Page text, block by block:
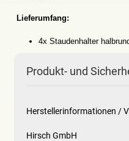
Lieferumfang:
4x Staudenhalter
Produkt- und
Herstellerinformationen /
Hirsch GmbH